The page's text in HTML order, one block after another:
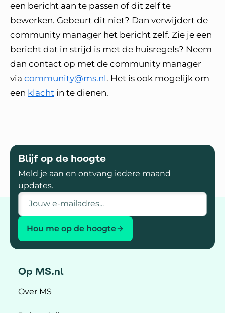
een bericht aan te passen of dit zelf te
bewerken. Gebeurt dit niet? Dan verwijdert de
community manager het bericht zelf. Zie je een
bericht dat in strijd is met de huisregels? Neem
dan contact op met de community manager
via community@ms.nl. Het is ook mogelijk om
een klacht in te dienen.
Blijf op de hoogte
Meld je aan en ontvang iedere maand
updates.
E-mailadres
Hou me op de hoogte
Op MS.nl
Over MS